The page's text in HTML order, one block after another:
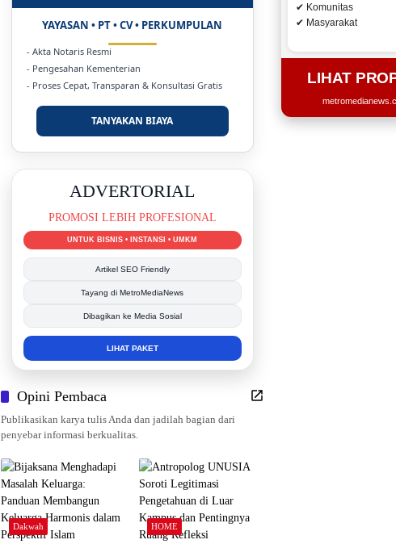
✔ Komunitas
✔ Masyarakat
LIHAT
YAYASAN • PT • CV • PERKUMPULAN
- Akta Notaris Resmi
- Pengesahan Kementerian
- Proses Cepat, Transparan & Konsultasi Gratis
TANYAKAN BIAYA
ADVERTORIAL
PROMOSI LEBIH PROFESIONAL
UNTUK BISNIS • INSTANSI • UMKM
Artikel SEO Friendly
Tayang di MetroMediaNews
Dibagikan ke Media Sosial
LIHAT PAKET
Opini Pembaca
Publikasikan karya tulis Anda dan jadilah bagian dari
penyebar informasi berkualitas.
Dakwah HOME